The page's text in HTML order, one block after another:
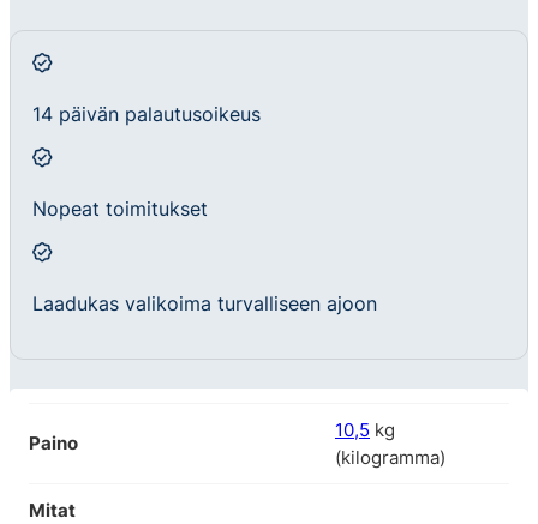
14 päivän palautusoikeus
Nopeat toimitukset
Laadukas valikoima turvalliseen ajoon
Paino
10,5 kg
(kilogramma)
Mitat